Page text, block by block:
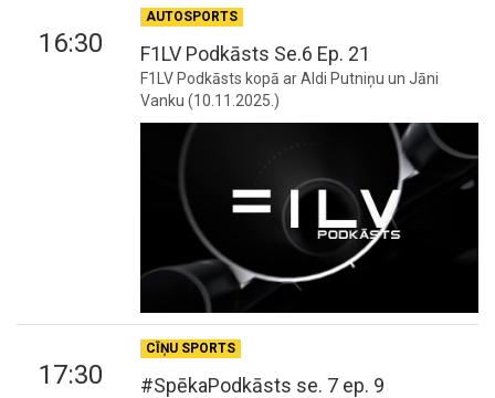
16:30
AUTOSPORTS
F1LV Podkāsts Se.6 Ep. 21
F1LV Podkāsts kopā ar Aldi Putniņu un Jāni
Vanku (10.11.2025.)
17:30
CĪŅU SPORTS
#SpēkaPodkāsts se. 7 ep. 9